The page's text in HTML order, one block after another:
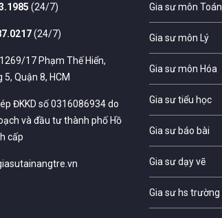
(24/7)
(24/7)
17 Phạm Thế Hiển,
5, Quận 8, HCM
ĐKKD số 0316086934 do
và đầu tư thành phố Hồ
cấp
Gia sư môn Toán
Gia sư môn Lý
Gia sư môn Hóa
Gia sư tiểu học
Gia sư báo bài
Gia sư dạy vẽ
Gia sư hs trường